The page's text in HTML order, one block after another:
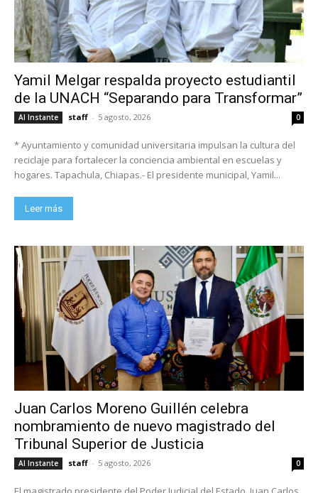
Yamil Melgar respalda proyecto estudiantil
de la UNACH “Separando para Transformar”
Al Instante staff - 5 agosto, 2026 0
* Ayuntamiento y comunidad universitaria impulsan la cultura del
reciclaje para fortalecer la conciencia ambiental en escuelas y
hogares. Tapachula, Chiapas.- El presidente municipal, Yamil...
Leer más
Juan Carlos Moreno Guillén celebra
nombramiento de nuevo magistrado del
Tribunal Superior de Justicia
Al Instante staff - 5 agosto, 2026 0